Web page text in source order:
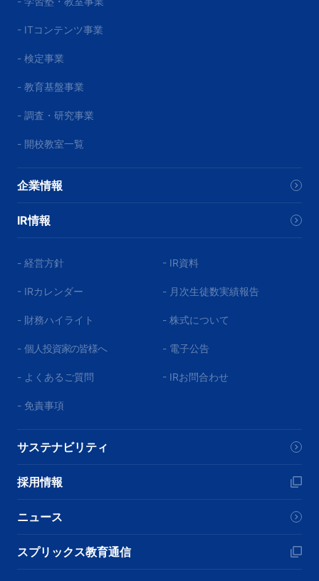
- ITコンテンツ事業
- 検定事業
- 教育基盤事業
- 調査・研究事業
- 開校教室一覧
企業情報
IR情報
- 経営方針 - IR資料
- IRカレンダー - 月次生徒数実績報告
- 財務ハイライト - 株式について
- 個人投資家の皆様へ - 電子公告
- よくあるご質問 - IRお問合わせ
- 免責事項
サステナビリティ
採用情報
ニュース
スプリックス教育通信